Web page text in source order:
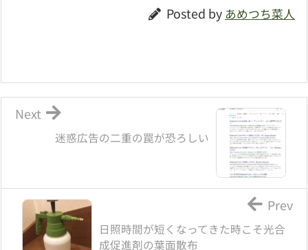
Posted by あめつち菜人
迷惑広告の二重の罠が恐ろしい
Next
日照時間が短くなってきた時こそ光合
成促進剤の葉面散布
Prev